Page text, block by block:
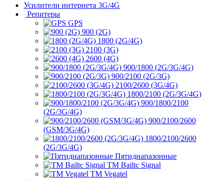
Усилители интернета 3G/4G
Репитеры
GPS
900 (2G)
1800 (2G/4G)
2100 (3G)
2600 (4G)
900/1800 (2G/3G/4G)
900/2100 (2G/3G)
2100/2600 (3G/4G)
1800/2100 (2G/3G/4G)
900/1800/2100
(2G/3G/4G)
900/2100/2600
(GSM/3G/4G)
1800/2100/2600
(2G/3G/4G)
Пятидиапазонные
ТМ Bailtc Signal
ТМ Vegatel